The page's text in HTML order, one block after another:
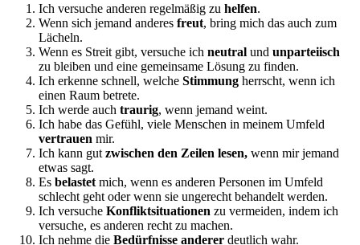
Ich versuche anderen regelmäßig zu helfen.
Wenn sich jemand anderes freut, bring mich das auch zum
Lächeln.
Wenn es Streit gibt, versuche ich neutral und unparteiisch
zu bleiben und eine gemeinsame Lösung zu finden.
Ich erkenne schnell, welche Stimmung herrscht, wenn ich
einen Raum betrete.
Ich werde auch traurig, wenn jemand weint.
Ich habe das Gefühl, viele Menschen in meinem Umfeld
vertrauen mir.
Ich kann gut zwischen den Zeilen lesen, wenn mir jemand
etwas sagt.
Es belastet mich, wenn es anderen Personen im Umfeld
schlecht geht oder wenn sie ungerecht behandelt werden.
Ich versuche Konfliktsituationen zu vermeiden, indem ich
versuche, es anderen recht zu machen.
Ich nehme die Bedürfnisse anderer deutlich wahr.